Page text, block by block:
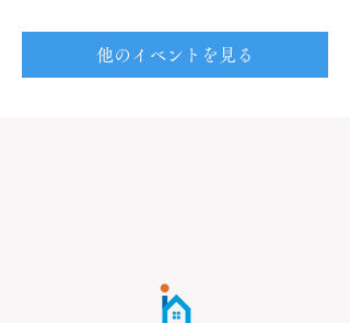
他のイベントを見る